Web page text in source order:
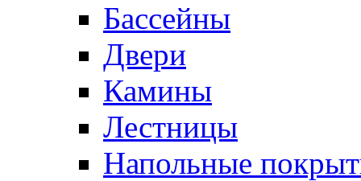
Бассейны
Двери
Камины
Лестницы
Напольные